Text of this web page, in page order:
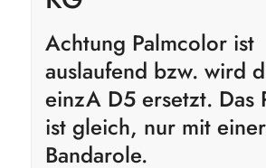
Achtung Palmcolor ist
auslaufend bzw. wird
einzA D5 ersetzt. Das
ist gleich, nur mit
Bandarole.